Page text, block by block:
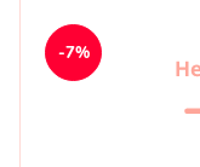
Букеты из роз
-7%